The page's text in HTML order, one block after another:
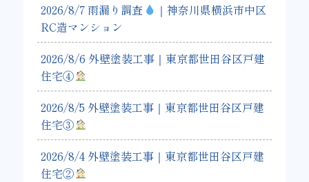
2026/8/7 雨漏り調査
｜神奈川県横浜市中区
RC造マンション
2026/8/6 外壁塗装工事｜東京都世田谷区戸建
住宅④
2026/8/5 外壁塗装工事｜東京都世田谷区戸建
住宅③
2026/8/4 外壁塗装工事｜東京都世田谷区戸建
住宅②